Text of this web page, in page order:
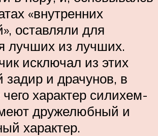
«внутренних
оставляли для
лучших из лучших.
исключал из этих
задир и драчунов, в
чего характер силихем-
дружелюбный и
характер.